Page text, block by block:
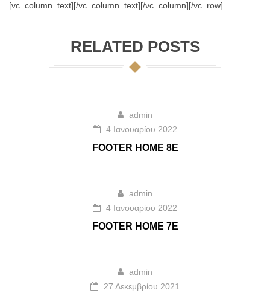
[vc_column_text][/vc_column_text][/vc_column][/vc_row]
RELATED POSTS
admin
4 Ιανουαρίου 2022
FOOTER HOME 8E
admin
4 Ιανουαρίου 2022
FOOTER HOME 7E
admin
27 Δεκεμβρίου 2021